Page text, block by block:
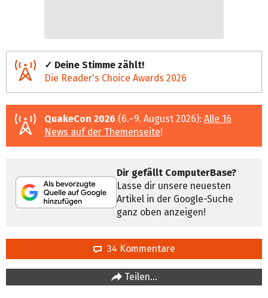
✓ Deine Stimme zählt!
Die Reader's Choice Awards 2026
QuakeCon 2026 (6.–9. August 2026): Alle 16
News auf der Themenseite!
Dir gefällt ComputerBase?
Lasse dir unsere neuesten
Artikel in der Google-Suche
ganz oben anzeigen!
34 Kommentare
Teilen…